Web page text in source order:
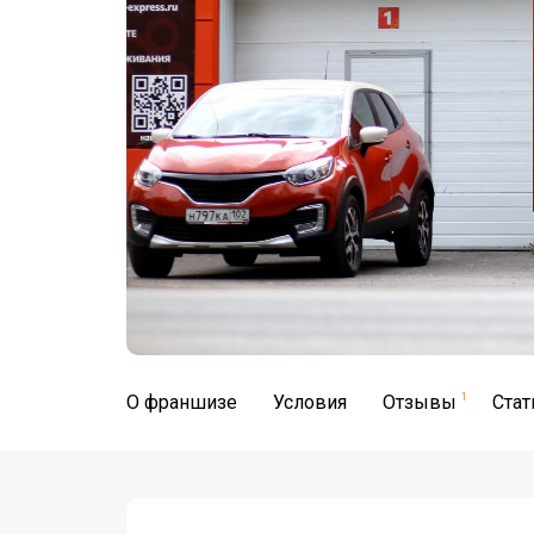
О франшизе Условия Отзывы 1